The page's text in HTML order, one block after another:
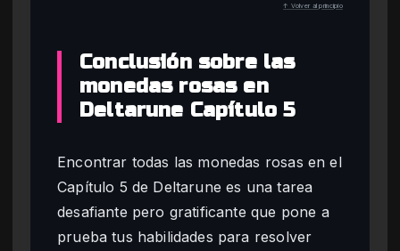
↑ Volver al principio
Conclusión sobre las
monedas rosas en
Deltarune Capítulo 5
Encontrar todas las monedas rosas en el
Capítulo 5 de Deltarune es una tarea
desafiante pero gratificante que pone a
prueba tus habilidades para resolver